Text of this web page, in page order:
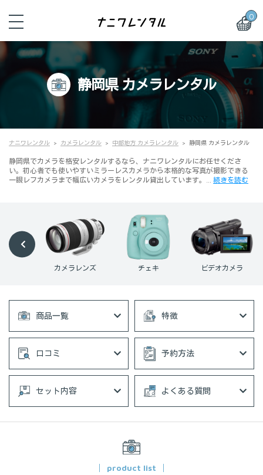
0
静岡県 カメラレンタル
ナニワレンタル カメラレンタル 中部地方 カメラレンタル 静岡県 カメラレンタル
静岡県でカメラを格安レンタルするなら、ナニワレンタルにお任せくださ
い。初心者でも使いやすいミラーレスカメラから本格的な写真が撮影できる
一眼レフカメラまで幅広いカメラをレンタル貸出しています。… 続きを読む
カメラレンズ チェキ ビデオカメラ
商品一覧 特徴
口コミ 予約方法
セット内容 よくある質問
product list